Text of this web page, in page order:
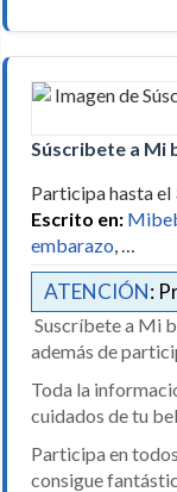
Súscribete a Mi
Participa hasta
Escrito en:
embarazo
ATENCIÓN:
Suscríbete a Mi
además de
Toda la
cuidados de tu
Participa en
consigue